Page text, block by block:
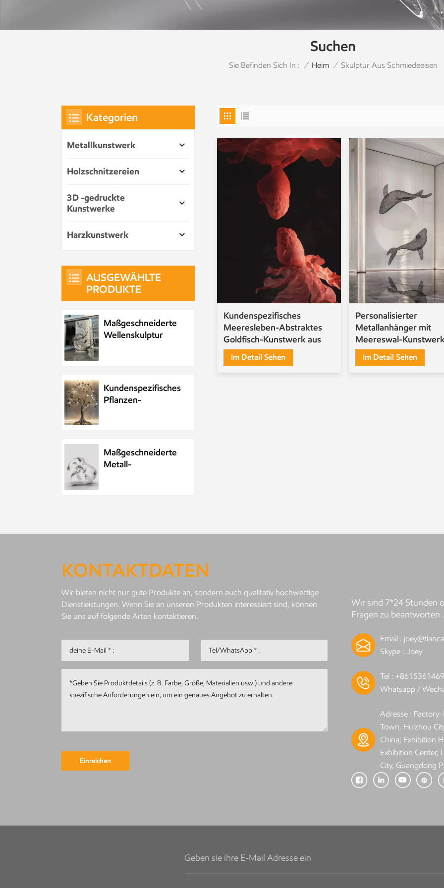
Suchen
Sie Befinden Sich In : / Heim / Skulptur Aus Schmiedeeisen
Kundenspezifisches
Meeresleben-Abstraktes
Goldfisch-Kunstwerk aus
Metall und Edelstahl
Im Detail Sehen
Personalisierter
Metallanhänger mit
Meereswal-
Im Detail Sehen
Kategorien
Metallkunstwerk
Holzschnitzereien
3D -gedruckte
Kunstwerke
Harzkunstwerk
AUSGEWÄHLTE
PRODUKTE
Maßgeschneiderte
Wellenskulptur
Kundenspezifisches
Pflanzen-
Maßgeschneiderte
Metall-
Edelstahl im Park,
Nachtszenenskulptur
Meeresleben-
Abstraktes
Goldfisch-
Metall und
Edelstahl
Personalisierter
Metallanhänger
mit Meereswal-
Kunstwerk
Tier-Metall-Pfau-
Skulptur,
KONTAKTDATEN
Wir bieten nicht nur gute Produkte an, sondern auch qualitativ hochwertige
Dienstleistungen. Wenn Sie an unseren Produkten interessiert sind, können
Sie uns auf folgende Arten kontaktieren.
Einreichen
Wir sind 7*24 Stunden
Fragen zu beantworten .
Email :
Skype :Joey
Tel :
Whatsapp /
Adresse :
Town, Huizhou
China; Exhibition
Exhibition Center,
City, Guangdong